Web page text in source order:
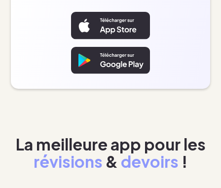
La meilleure app pour les
révisions & devoirs !